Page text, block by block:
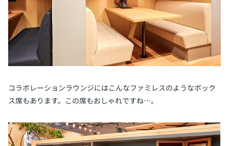
コラボレーションラウンジにはこんなファミレスのようなボック
ス席もあります。この席もおしゃれですね…。